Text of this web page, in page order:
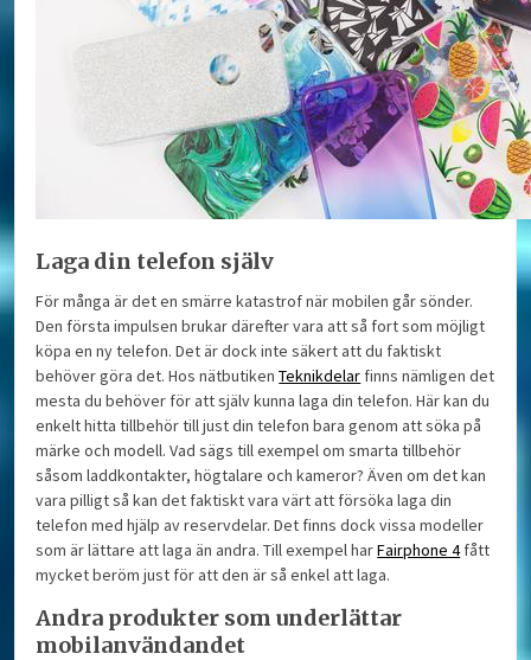
Laga din telefon själv
För många är det en smärre katastrof när mobilen går sönder.
Den första impulsen brukar därefter vara att så fort som möjligt
köpa en ny telefon. Det är dock inte säkert att du faktiskt
behöver göra det. Hos nätbutikenTeknikdelar finns nämligen det
mesta du behöver för att själv kunna laga din telefon. Här kan du
enkelt hitta tillbehör till just din telefon bara genom att söka på
märke och modell. Vad sägs till exempel om smarta tillbehör
såsom laddkontakter, högtalare och kameror? Även om det kan
vara pilligt så kan det faktiskt vara värt att försöka laga din
telefon med hjälp av reservdelar. Det finns dock vissa modeller
som är lättare att laga än andra. Till exempel harFairphone 4fått
mycket beröm just för att den är så enkel att laga.
Andra produkter som underlättar
mobilanvändandet